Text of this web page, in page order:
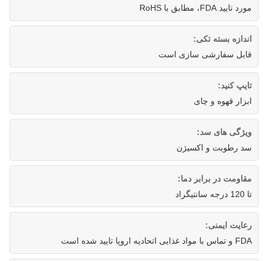
مورد تایید FDA، مطابق با RoHS
اندازه بسته تکی:
قابل سفارشی سازی است
تایپ کنید:
ابزار قهوه و چای
ویژگی های سد:
سد رطوبت و اکسیژن
مقاومت در برابر دما:
تا 120 درجه سانتیگراد
رعایت ایمنی:
FDA و تماس با مواد غذایی اتحادیه اروپا تایید شده است